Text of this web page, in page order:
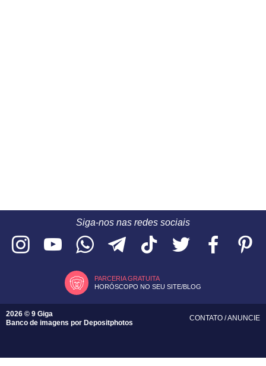
Siga-nos nas redes sociais
PARCERIA GRATUITA
HORÓSCOPO NO SEU SITE/BLOG
2026 © 9 Giga
Banco de imagens por Depositphotos
CONTATO /ANUNCIE